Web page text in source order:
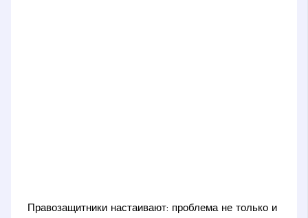
Правозащитники настаивают: проблема не только и